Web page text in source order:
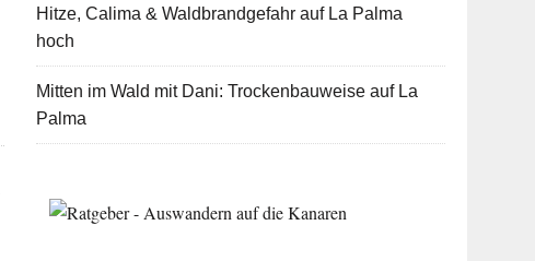
Hitze, Calima & Waldbrandgefahr auf La Palma
hoch
Mitten im Wald mit Dani: Trockenbauweise auf La
Palma